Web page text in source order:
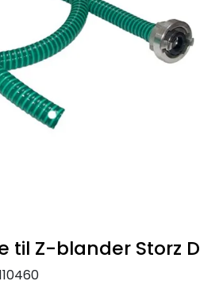
til Z-blander Storz D